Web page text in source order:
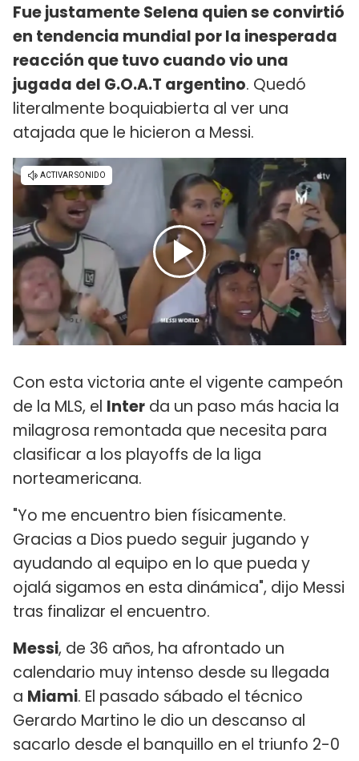
Fue justamente Selena quien se convirtió
en tendencia mundial por la inesperada
reacción que tuvo cuando vio una
jugada del G.O.A.T argentino. Quedó
literalmente boquiabierta al ver una
atajada que le hicieron a Messi.
Con esta victoria ante el vigente campeón
de la MLS, el Inter da un paso más hacia la
milagrosa remontada que necesita para
clasificar a los playoffs de la liga
norteamericana.
"Yo me encuentro bien físicamente.
Gracias a Dios puedo seguir jugando y
ayudando al equipo en lo que pueda y
ojalá sigamos en esta dinámica", dijo Messi
tras finalizar el encuentro.
Messi, de 36 años, ha afrontado un
calendario muy intenso desde su llegada
a Miami. El pasado sábado el técnico
Gerardo Martino le dio un descanso al
sacarlo desde el banquillo en el triunfo 2-0